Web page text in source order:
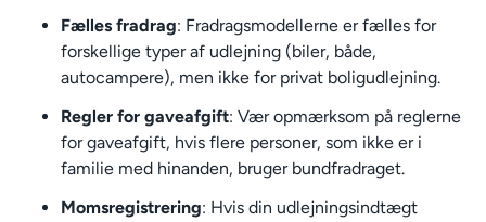
Fælles fradrag: Fradragsmodellerne er fælles for
forskellige typer af udlejning (biler, både,
autocampere), men ikke for privat boligudlejning.
Regler for gaveafgift: Vær opmærksom på reglerne
for gaveafgift, hvis flere personer, som ikke er i
familie med hinanden, bruger bundfradraget.
Momsregistrering: Hvis din udlejningsindtægt